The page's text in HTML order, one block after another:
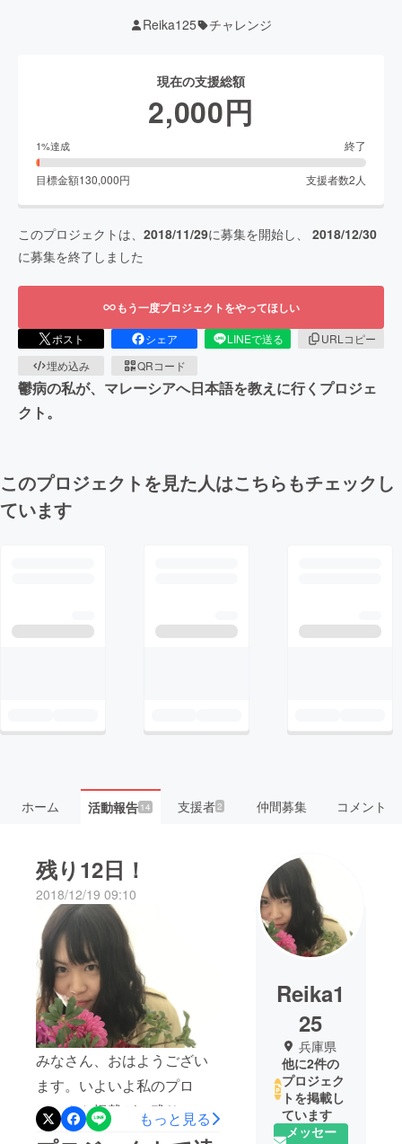
Reika125 チャレンジ
現在の支援総額
2,000円
1%達成 終了
目標金額130,000円 支援者数2 人
このプロジェクトは、 2018/11/29に募集を開始し、 2018/12/30
に募集を終了しました
もう一度プロジェクトをやってほしい
ポスト シェア LINEで送る
URLコピー
埋め込み
QRコード
鬱病の私が、マレーシアへ日本語を教えに行くプロジェ
クト。
このプロジェクトを見た人はこちらもチェックし
ています
ホーム 活動報告14 支援者2 仲間募集 コメント
残り12日！
2018/12/19 09:10
みなさん、おはようござい
ます。いよいよ私のプロ
ジェクト掲載が、残り12日
となりました！ご支援いた
もっと見る
Reika1
25
兵庫県
他に2件の
プロジェク
トを掲載し
ています
メッセー